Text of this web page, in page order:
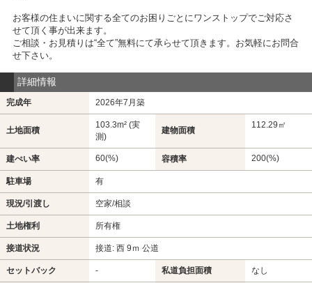
お客様の住まいに関する全てのお困りごとにワンストップでご対応さ
せて頂く事が出来ます。
ご相談・お見積りは“全て”無料にて承らせて頂きます。お気軽にお問合
せ下さい。
詳細情報
完成年 2026年7月築
土地面積
103.3m² (実
測)
建物面積
112.29㎡
建ぺい率 60(%) 容積率 200(%)
駐車場 有
現況/引渡し 空家/相談
土地権利 所有権
接道状況 接道: 西 9ｍ 公道
セットバック - 私道負担面積 なし